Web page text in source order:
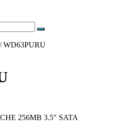
/ WD63PURU
256MB 3.5″ SATA